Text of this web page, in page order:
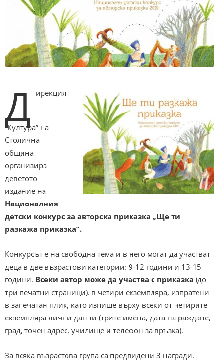
Д ирекция
“Култура” на
Столична
община
организира
деветото
издание на
Националния
детски конкурс за авторска приказка „Ще ти
разкажа приказка”.
Конкурсът е на свободна тема и в него могат да участват
деца в две възрастови категории: 9-12 години и 13-15
години. Всеки автор може да участва с приказка (до
три печатни страници), в четири екземпляра, изпратени
в запечатан плик, като изпише върху всеки от четирите
екземпляра лични данни (трите имена, дата на раждане,
град, точен адрес, училище и телефон за връзка).
За всяка възрастова група са предвидени 3 награди.